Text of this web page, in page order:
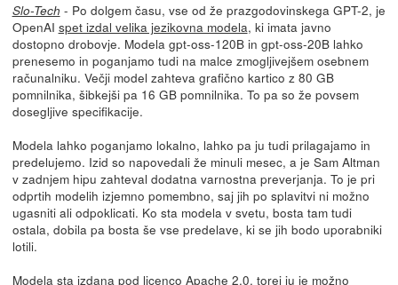
Slo-Tech - Po dolgem času, vse od že prazgodovinskega GPT-2, je
OpenAI spet izdal velika jezikovna modela, ki imata javno
dostopno drobovje. Modela gpt-oss-120B in gpt-oss-20B lahko
prenesemo in poganjamo tudi na malce zmogljivejšem osebnem
računalniku. Večji model zahteva grafično kartico z 80 GB
pomnilnika, šibkejši pa 16 GB pomnilnika. To pa so že povsem
dosegljive specifikacije.
Modela lahko poganjamo lokalno, lahko pa ju tudi prilagajamo in
predelujemo. Izid so napovedali že minuli mesec, a je Sam Altman
v zadnjem hipu zahteval dodatna varnostna preverjanja. To je pri
odprtih modelih izjemno pomembno, saj jih po splavitvi ni možno
ugasniti ali odpoklicati. Ko sta modela v svetu, bosta tam tudi
ostala, dobila pa bosta še vse predelave, ki se jih bodo uporabniki
lotili.
Modela sta izdana pod licenco Apache 2.0, torej ju je možno